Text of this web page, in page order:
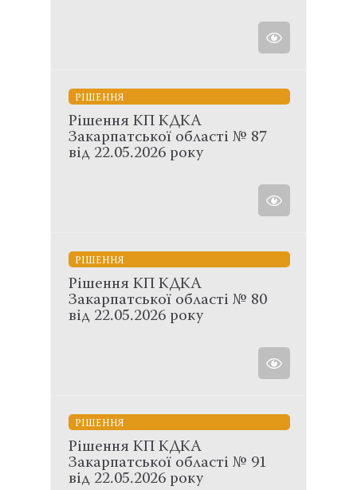
РІШЕННЯ
Рішення КП КДКА
Закарпатської області № 87
від 22.05.2026 року
РІШЕННЯ
Рішення КП КДКА
Закарпатської області № 80
від 22.05.2026 року
РІШЕННЯ
Рішення КП КДКА
Закарпатської області № 91
від 22.05.2026 року